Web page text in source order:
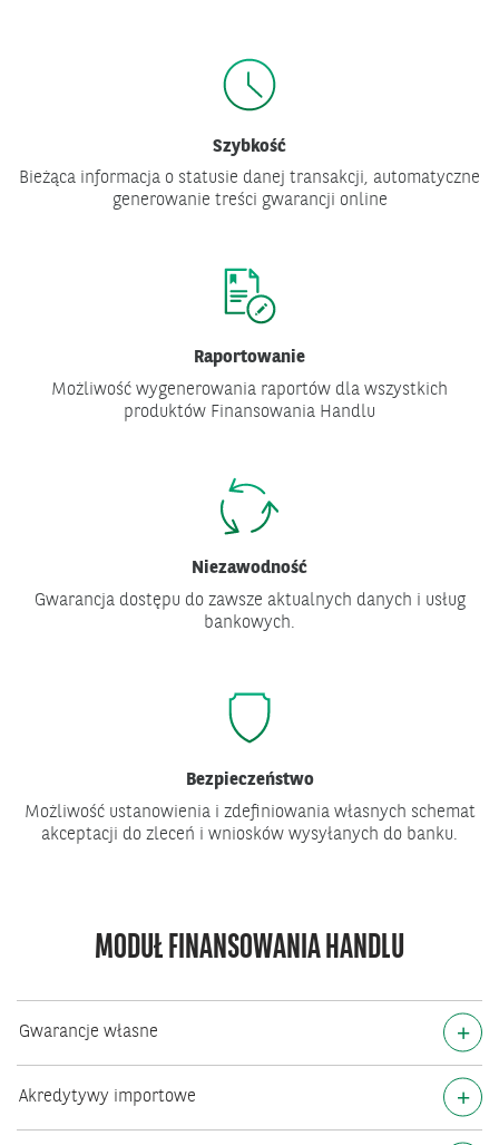
Szybkość
Bieżąca informacja o statusie danej transakcji, automatyczne
generowanie treści gwarancji online
Raportowanie
Możliwość wygenerowania raportów dla wszystkich
produktów Finansowania Handlu
Niezawodność
Gwarancja dostępu do zawsze aktualnych danych i usług
bankowych.
Bezpieczeństwo
Możliwość ustanowienia i zdefiniowania własnych schemat
akceptacji do zleceń i wniosków wysyłanych do banku.
MODUŁ FINANSOWANIA HANDLU
Gwarancje własne +
Akredytywy importowe +